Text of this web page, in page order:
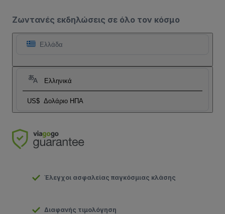
Ζωντανές εκδηλώσεις σε όλο τον κόσμο
Ελλάδα
Ελληνικά
US$ Δολάριο ΗΠΑ
Έλεγχοι ασφαλείας παγκόσμιας κλάσης
Διαφανής τιμολόγηση